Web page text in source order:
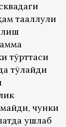
тааллуқли
тўрттаси
тўлайди
чунки
ушлаб